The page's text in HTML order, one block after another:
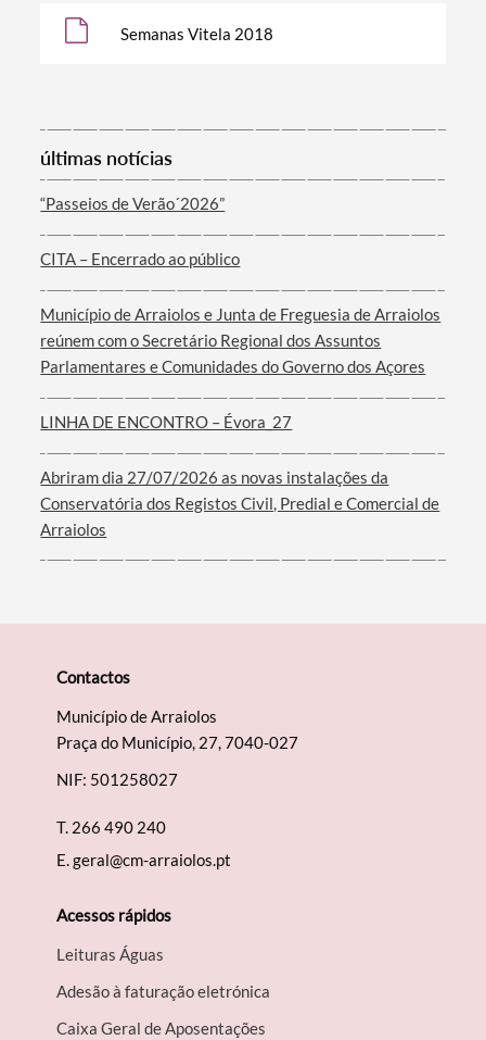
Categorias gerais
Filtros
Semanas Vitela 2018
últimas notícias
“Passeios de Verão´2026”
CITA – Encerrado ao público
Município de Arraiolos e Junta de Freguesia de Arraiolos
reúnem com o Secretário Regional dos Assuntos
Parlamentares e Comunidades do Governo dos Açores
LINHA DE ENCONTRO – Évora_27
Abriram dia 27/07/2026 as novas instalações da
Conservatória dos Registos Civil, Predial e Comercial de
Arraiolos
Contactos
Município de Arraiolos
Praça do Município, 27, 7040-027
NIF: 501258027
T. 266 490 240
E.geral@cm-arraiolos.pt
Acessos rápidos
Leituras Águas
Adesão à faturação eletrónica
Caixa Geral de Aposentações